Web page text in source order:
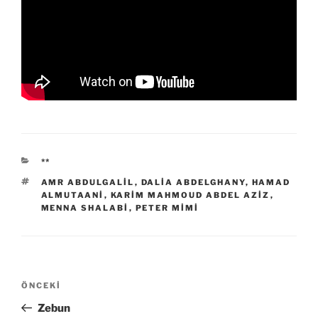
KATEGORILER
**
ETIKETLER
AMR ABDULGALIL , DALIA ABDELGHANY, HAMAD
ALMUTAANI , KARIM MAHMOUD ABDEL AZIZ ,
MENNA SHALABI , PETER MIMI
Yazı
Önceki
Yazı
ÖNCEKI
Zebun